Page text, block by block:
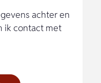
achter en
ik contact met